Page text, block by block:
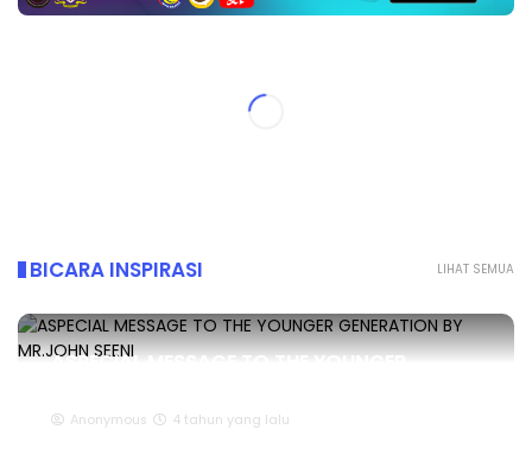
LIHAT SEMUA
BICARA INSPIRASI
ASPECIAL MESSAGE TO THE YOUNGER
Anonymous 4 tahun yang lalu